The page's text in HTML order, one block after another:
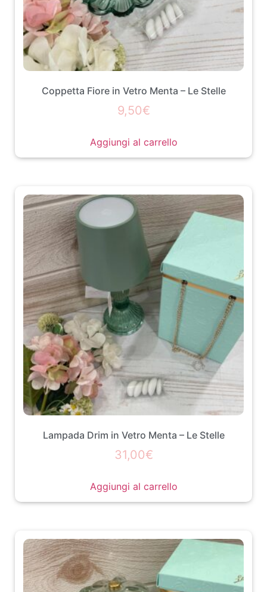
Coppetta Fiore in Vetro Menta – Le Stelle
9,50€
Aggiungi al carrello
Lampada Drim in Vetro Menta – Le Stelle
31,00€
Aggiungi al carrello